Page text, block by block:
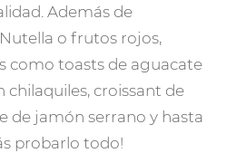
Además de
o frutos rojos,
como toasts de aguacate
chilaquiles, croissant de
de jamón serrano y hasta
probarlo todo!